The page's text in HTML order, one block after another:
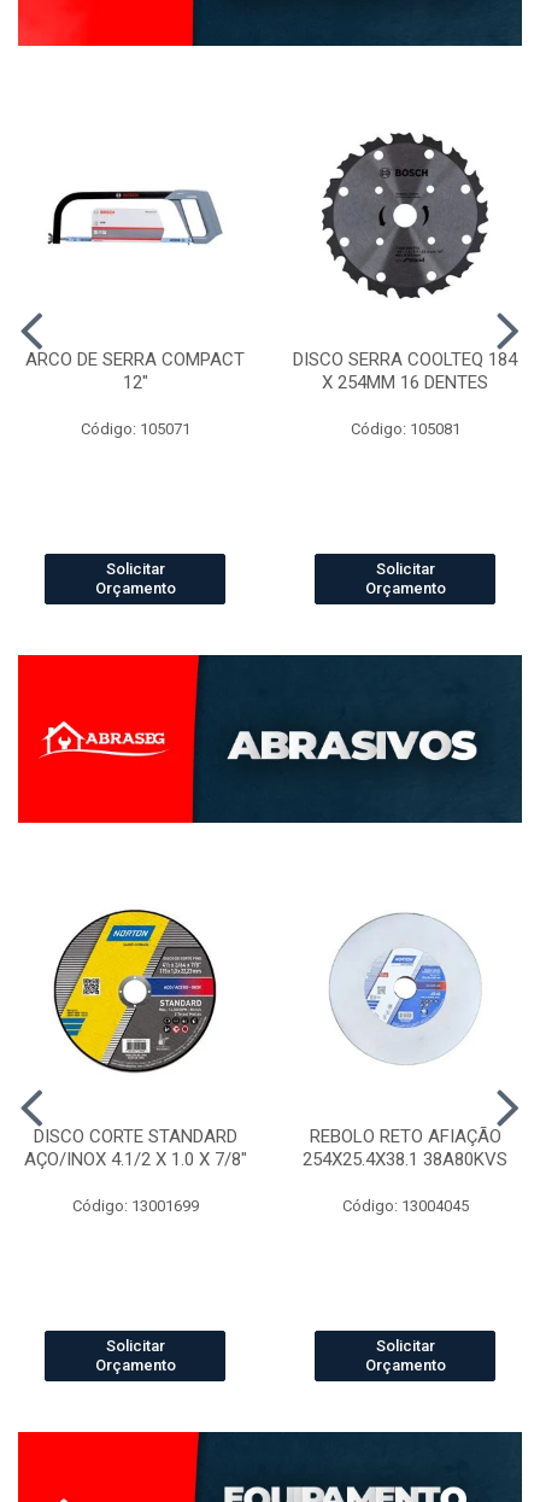
ARCO DE SERRA COMPACT
12"
Código: 105071
Solicitar
Orçamento
DISCO SERRA COOLTEQ 184
X 254MM 16 DENTES
Código: 105081
Solicitar
Orçamento
DISCO CORTE STANDARD
AÇO/INOX 4.1/2 X 1.0 X 7/8"
Código: 13001699
Solicitar
Orçamento
REBOLO RETO AFIAÇÃO
254X25.4X38.1 38A80KVS
Código: 13004045
Solicitar
Orçamento